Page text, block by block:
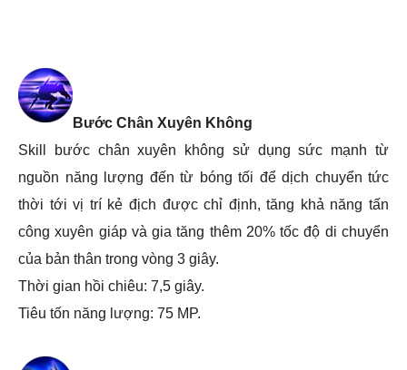
Bước Chân Xuyên Không
Skill bước chân xuyên không sử dụng sức mạnh từ
nguồn năng lượng đến từ bóng tối để dịch chuyển tức
thời tới vị trí kẻ địch được chỉ định, tăng khả năng tấn
công xuyên giáp và gia tăng thêm 20% tốc độ di chuyển
của bản thân trong vòng 3 giây.
Thời gian hồi chiêu: 7,5 giây.
Tiêu tốn năng lượng: 75 MP.